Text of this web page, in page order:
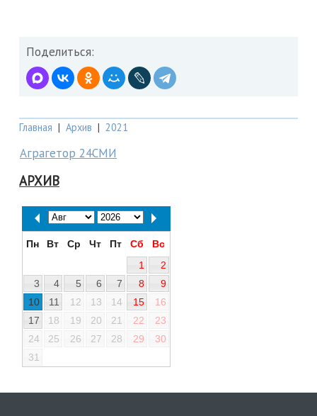
Поделиться:
Главная | Архив | 2021
Аграгетор 24СМИ
АРХИВ
Пн Вт Ср Чт Пт Сб
Вс
1
2
3
4 5 6 7 8
9
10
11 12 13 14 15
16
17
18 19 20 21 22
23
24
25 26 27 28 29
30
31